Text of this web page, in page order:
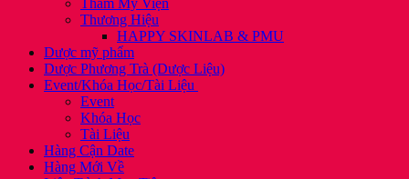
Thẩm Mỹ Viện
Thương Hiệu
HAPPY SKINLAB & PMU
Dược mỹ phẩm
Dược Phương Trà (Dược Liệu)
Event/Khóa Học/Tài Liệu
Event
Khóa Học
Tài Liệu
Hàng Cận Date
Hàng Mới Về